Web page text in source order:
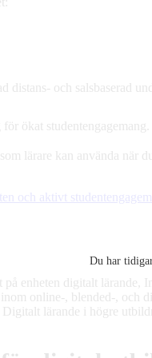
Du har
distans- och salsbaserad
ökat studentengagemang.
lärare kan använda när
och aktivt
enheten digitalt lärande,
online-, blended-, och
lärande i högre